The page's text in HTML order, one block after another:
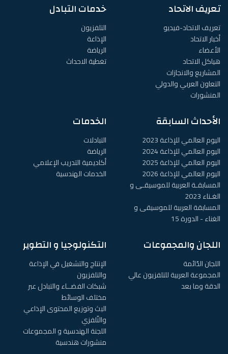
تعريف الاتحاد
تعريف الاتحاد-فيديو
أخبار الاتحاد
الأعضاء
هياكل الاتحاد
المشاريع والانجازات
التعاون العربي والدولي
المنشورات
خدمات التبادل
التلفزيون
الإذاعة
الرياضة
تغطية الاحداث
الأحداث السابقة
اليوم العالمي للإذاعة 2023
اليوم العالمي للإذاعة 2024
اليوم العالمي للإذاعة 2025
اليوم العالمي للإذاعة 2026
المسابقـة العربية للموسيقـى و
الغـناء 2023
المسابقة العربية للموسيقى و
الغناء - الدورة 15
الخدمات
التبادلات
الرياضة
أكاديمية التدريب الإعلامي
الخدمات الهندسية
اللجان والمجموعات
اللجان الدّائمة
المجموعة العربية للتلفزيون عالي
الدقة وما بعد
التكنولوجيا و التطوير
الإنتاج والتشغيل في الإذاعة
والتلفزيون
شبكات الفضــاء والتبادل عبر
مختلف الوسائط
البث وتوزيع المحتوى الإذاعي
والتّلفزي
اللجنة الهندسية و المجموعات
منشورات هندسية